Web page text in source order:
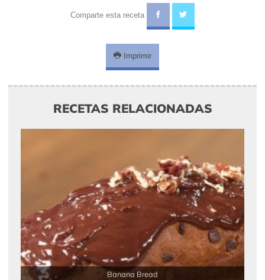
Comparte esta receta
Imprimir
RECETAS RELACIONADAS
Banana Bread